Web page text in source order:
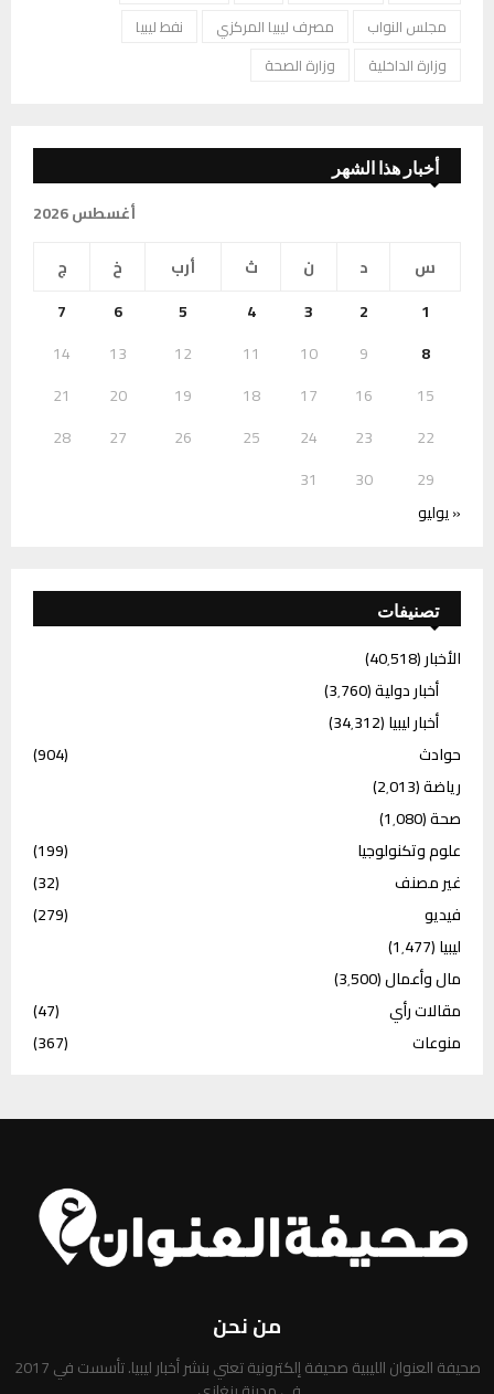
مجلس النواب
مصرف ليبيا المركزي
نفط ليبيا
وزارة الداخلية
وزارة الصحة
أخبار هذا الشهر
أغسطس 2026
س
د ن ث أرب خ
ج
1
2
3
4
5
6
7
8
9
10
11
12
13
14
15
16
17
18
19
20
21
22
23
24
25
26
27
28
29
30
31
« يوليو
تصنيفات
الأخبار(40٬518)
أخبار دولية(3٬760)
أخبار ليبيا(34٬312)
حوادث
(904)
رياضة(2٬013)
صحة(1٬080)
علوم وتكنولوجيا
(199)
غير مصنف
(32)
فيديو
(279)
ليبيا(1٬477)
مال وأعمال(3٬500)
مقالات رأي
(47)
منوعات
(367)
من نحن
صحيفة العنوان الليبية صحيفة إلكترونية تعني بنشر أخبار ليبيا. تأسست في 2017